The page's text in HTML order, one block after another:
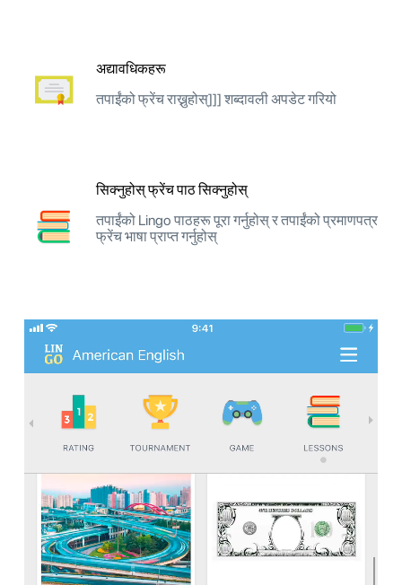
अद्यावधिकहरू
तपाईंको फ्रेंच राख्नुहोस्]]] शब्दावली अपडेट गरियो
सिक्नुहोस् फ्रेंच पाठ सिक्नुहोस्
तपाईंको Lingo पाठहरू पूरा गर्नुहोस् र तपाईंको प्रमाणपत्र
फ्रेंच भाषा प्राप्त गर्नुहोस्